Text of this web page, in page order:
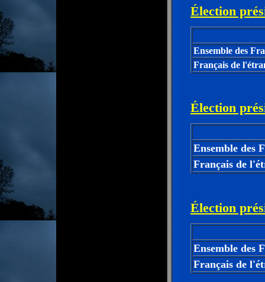
Élection
Ensemble des
Français de
Élection
Ensemble des
Français de
Élection
Ensemble des
Français de